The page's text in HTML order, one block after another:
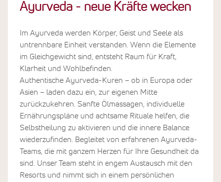
Ayurveda - neue Kräfte wecken
Im Ayurveda werden Körper, Geist und Seele als
untrennbare Einheit verstanden. Wenn die Elemente
im Gleichgewicht sind, entsteht Raum für Kraft,
Klarheit und Wohlbefinden.
Authentische Ayurveda-Kuren – ob in Europa oder
Asien – laden dazu ein, zur eigenen Mitte
zurückzukehren. Sanfte Ölmassagen, individuelle
Ernährungspläne und achtsame Rituale helfen, die
Selbstheilung zu aktivieren und die innere Balance
wiederzufinden. Begleitet von erfahrenen Ayurveda-
Teams, die mit ganzem Herzen für Ihre Gesundheit da
sind. Unser Team steht in engem Austausch mit den
Resorts und nimmt sich in einem persönlichen